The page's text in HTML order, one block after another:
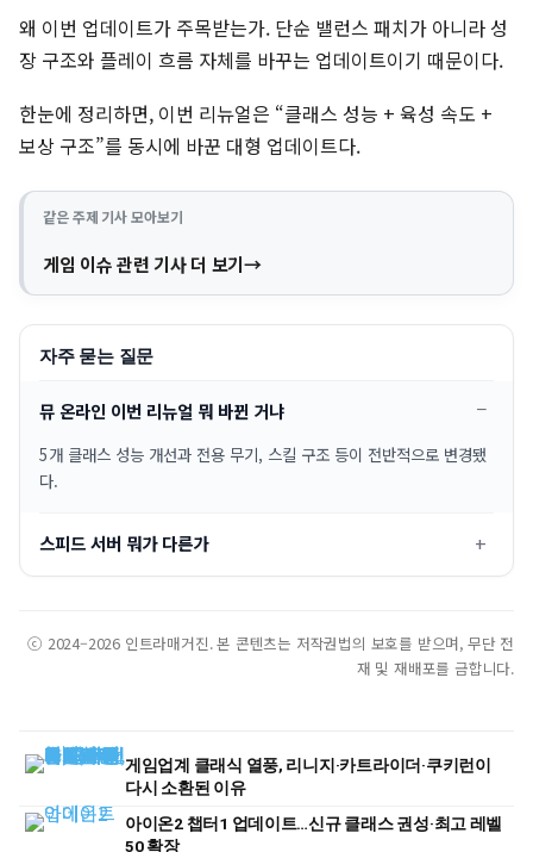
왜 이번 업데이트가 주목받는가. 단순 밸런스 패치가 아니라 성
장 구조와 플레이 흐름 자체를 바꾸는 업데이트이기 때문이다.
한눈에 정리하면, 이번 리뉴얼은 “클래스 성능 + 육성 속도 +
보상 구조”를 동시에 바꾼 대형 업데이트다.
같은 주제 기사 모아보기
게임 이슈 관련 기사 더 보기
자주 묻는 질문
뮤 온라인 이번 리뉴얼 뭐 바뀐 거냐
5개 클래스 성능 개선과 전용 무기, 스킬 구조 등이 전반적으로 변경됐
다.
스피드 서버 뭐가 다른가
ⓒ 2024–2026 인트라매거진. 본 콘텐츠는 저작권법의 보호를 받으며, 무단 전
재 및 재배포를 금합니다.
게임업계 클래식 열풍, 리니지·카트라이더·쿠키런이
다시 소환된 이유
아이온2 챕터1 업데이트…신규 클래스 권성·최고 레벨
50 확장